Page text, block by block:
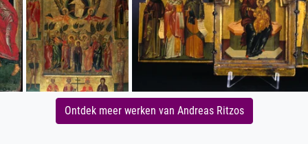
Ontdek meer werken van Andreas Ritzos